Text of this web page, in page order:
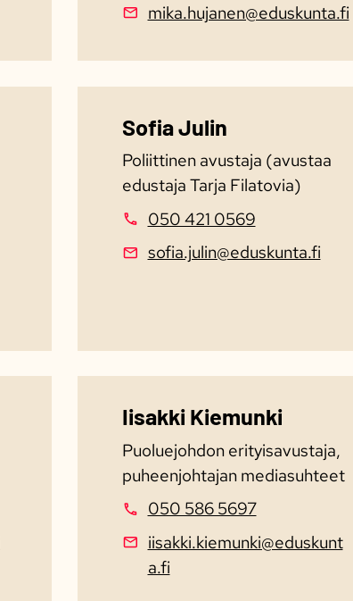
mika.hujanen@eduskunta.fi
Sofia Julin
Poliittinen avustaja (avustaa
edustaja Tarja Filatovia)
050 421 0569
sofia.julin@eduskunta.fi
Iisakki Kiemunki
​​Puoluejohdon erityisavustaja,
puheenjohtajan mediasuhteet
050 586 5697
iisakki.kiemunki@eduskunt
a.fi